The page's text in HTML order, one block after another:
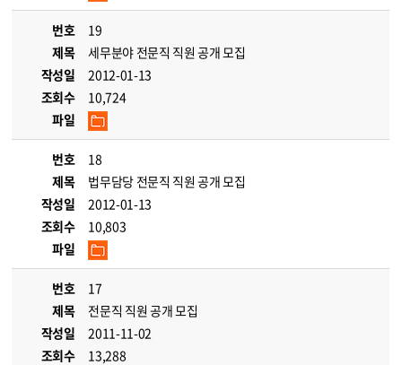
번호
19
제목
세무분야 전문직 직원 공개 모집
작성일
2012-01-13
조회수
10,724
파일
번호
18
제목
법무담당 전문직 직원 공개 모집
작성일
2012-01-13
조회수
10,803
파일
번호
17
제목
전문직 직원 공개 모집
작성일
2011-11-02
조회수
13,288